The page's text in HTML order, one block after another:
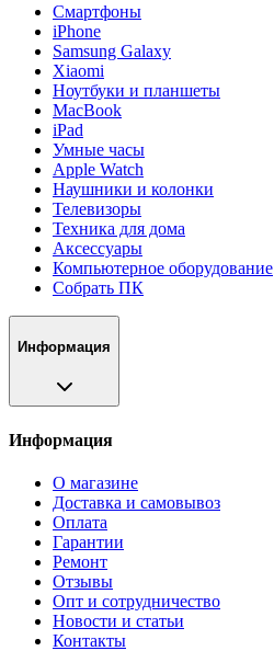
Смартфоны
iPhone
Samsung Galaxy
Xiaomi
Ноутбуки и планшеты
MacBook
iPad
Умные часы
Apple Watch
Наушники и колонки
Телевизоры
Техника для дома
Аксессуары
Компьютерное оборудование
Собрать ПК
Информация
Информация
О магазине
Доставка и самовывоз
Оплата
Гарантии
Ремонт
Отзывы
Опт и сотрудничество
Новости и статьи
Контакты